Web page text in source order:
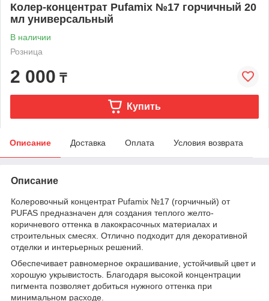
Колер-концентрат Pufamix №17 горчичный 20
мл универсальный
В наличии
Розница
2 000 ₸
Купить
Описание Доставка Оплата Условия возврата
Описание
Колеровочный концентрат Pufamix №17 (горчичный) от
PUFAS предназначен для создания теплого желто-
коричневого оттенка в лакокрасочных материалах и
строительных смесях. Отлично подходит для декоративной
отделки и интерьерных решений.
Обеспечивает равномерное окрашивание, устойчивый цвет и
хорошую укрывистость. Благодаря высокой концентрации
пигмента позволяет добиться нужного оттенка при
минимальном расходе.